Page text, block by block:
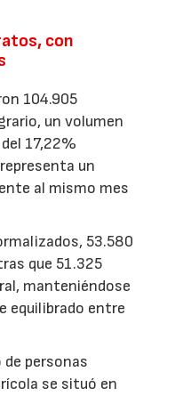
con
104.905
un volumen
17,22%
un
al mismo mes
53.580
que 51.325
manteniéndose
equilibrado entre
personas
se situó en